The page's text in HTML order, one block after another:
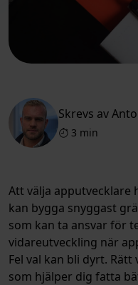
Skrevs av
3 min
Att välja apputvecklare
kan bygga snyggast
som kan ta ansvar för
vidareutveckling när
Fel val kan bli dyrt.
som hjälper dig fatta